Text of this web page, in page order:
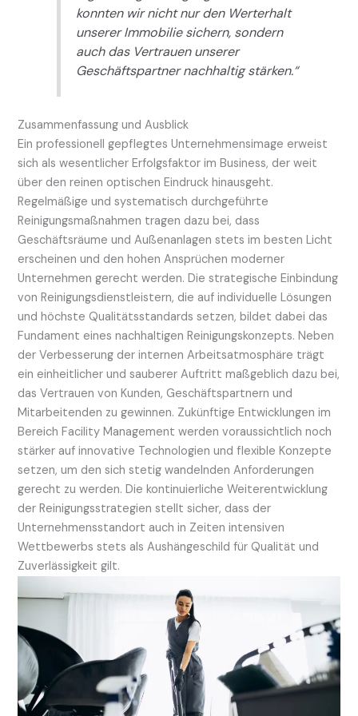
konnten wir nicht nur den Werterhalt
unserer Immobilie sichern, sondern
auch das Vertrauen unserer
Geschäftspartner nachhaltig stärken.“
Zusammenfassung und Ausblick
Ein professionell gepflegtes Unternehmensimage erweist
sich als wesentlicher Erfolgsfaktor im Business, der weit
über den reinen optischen Eindruck hinausgeht.
Regelmäßige und systematisch durchgeführte
Reinigungsmaßnahmen tragen dazu bei, dass
Geschäftsräume und Außenanlagen stets im besten Licht
erscheinen und den hohen Ansprüchen moderner
Unternehmen gerecht werden. Die strategische Einbindung
von Reinigungsdienstleistern, die auf individuelle Lösungen
und höchste Qualitätsstandards setzen, bildet dabei das
Fundament eines nachhaltigen Reinigungskonzepts. Neben
der Verbesserung der internen Arbeitsatmosphäre trägt
ein einheitlicher und sauberer Auftritt maßgeblich dazu bei,
das Vertrauen von Kunden, Geschäftspartnern und
Mitarbeitenden zu gewinnen. Zukünftige Entwicklungen im
Bereich Facility Management werden voraussichtlich noch
stärker auf innovative Technologien und flexible Konzepte
setzen, um den sich stetig wandelnden Anforderungen
gerecht zu werden. Die kontinuierliche Weiterentwicklung
der Reinigungsstrategien stellt sicher, dass der
Unternehmensstandort auch in Zeiten intensiven
Wettbewerbs stets als Aushängeschild für Qualität und
Zuverlässigkeit gilt.